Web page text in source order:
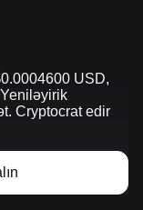
USD,
Cryptocrat edir